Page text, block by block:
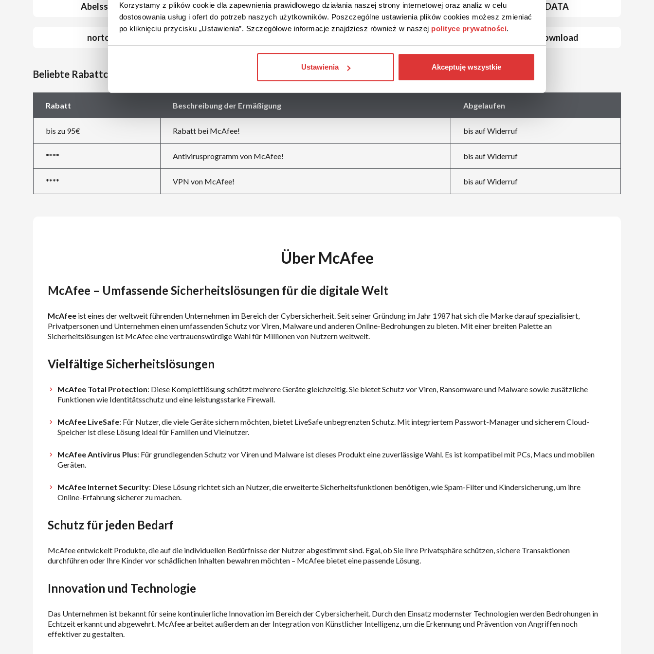
Korzystamy z plików cookie dla zapewnienia prawidłowego działania naszej strony internetowej oraz analiz w celu
dostosowania usług i ofert do potrzeb naszych użytkowników. Poszczególne ustawienia plików cookies możesz zmieniać
po kliknięciu przycisku „Ustawienia”. Szczegółowe informacje znajdziesz również w naszej polityce prywatności.
Ustawienia Akceptuję wszystkie
Abelssoft AVG Avira G DATA
norton ESDownload
Beliebte Rabattcodes bei McAfee
Rabatt Beschreibung der Ermäßigung Abgelaufen
bis zu 95€ Rabatt bei McAfee! bis auf Widerruf
**** Antivirusprogramm von McAfee! bis auf Widerruf
**** VPN von McAfee! bis auf Widerruf
Über McAfee
McAfee – Umfassende Sicherheitslösungen für die digitale Welt
McAfee ist eines der weltweit führenden Unternehmen im Bereich der Cybersicherheit. Seit seiner Gründung im Jahr 1987 hat sich die Marke darauf spezialisiert,
Privatpersonen und Unternehmen einen umfassenden Schutz vor Viren, Malware und anderen Online-Bedrohungen zu bieten. Mit einer breiten Palette an
Sicherheitslösungen ist McAfee eine vertrauenswürdige Wahl für Millionen von Nutzern weltweit.
Vielfältige Sicherheitslösungen
McAfee Total Protection: Diese Komplettlösung schützt mehrere Geräte gleichzeitig. Sie bietet Schutz vor Viren, Ransomware und Malware sowie zusätzliche
Funktionen wie Identitätsschutz und eine leistungsstarke Firewall.
McAfee LiveSafe: Für Nutzer, die viele Geräte sichern möchten, bietet LiveSafe unbegrenzten Schutz. Mit integriertem Passwort-Manager und sicherem Cloud-
Speicher ist diese Lösung ideal für Familien und Vielnutzer.
McAfee Antivirus Plus: Für grundlegenden Schutz vor Viren und Malware ist dieses Produkt eine zuverlässige Wahl. Es ist kompatibel mit PCs, Macs und mobilen
Geräten.
McAfee Internet Security: Diese Lösung richtet sich an Nutzer, die erweiterte Sicherheitsfunktionen benötigen, wie Spam-Filter und Kindersicherung, um ihre
Online-Erfahrung sicherer zu machen.
Schutz für jeden Bedarf
McAfee entwickelt Produkte, die auf die individuellen Bedürfnisse der Nutzer abgestimmt sind. Egal, ob Sie Ihre Privatsphäre schützen, sichere Transaktionen
durchführen oder Ihre Kinder vor schädlichen Inhalten bewahren möchten – McAfee bietet eine passende Lösung.
Innovation und Technologie
Das Unternehmen ist bekannt für seine kontinuierliche Innovation im Bereich der Cybersicherheit. Durch den Einsatz modernster Technologien werden Bedrohungen in
Echtzeit erkannt und abgewehrt. McAfee arbeitet außerdem an der Integration von Künstlicher Intelligenz, um die Erkennung und Prävention von Angriffen noch
effektiver zu gestalten.